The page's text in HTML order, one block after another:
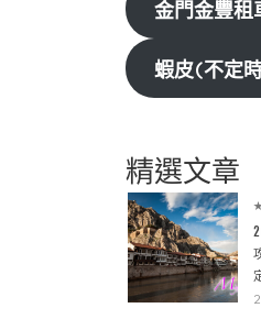
金門金豐租
蝦皮(不定
精選文章